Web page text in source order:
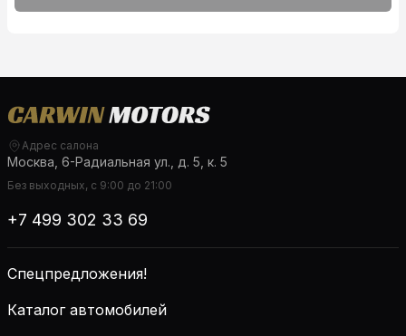
Адрес салона
Москва, 6-Радиальная ул., д. 5, к. 5
Без выходных, с 9:00 до 21:00
+7 499 302 33 69
Спецпредложения!
Каталог автомобилей